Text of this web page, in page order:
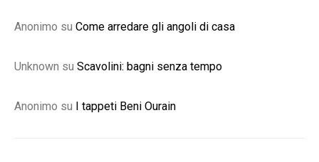
Anonimo su Come arredare gli angoli di casa
Unknown su Scavolini: bagni senza tempo
Anonimo su I tappeti Beni Ourain